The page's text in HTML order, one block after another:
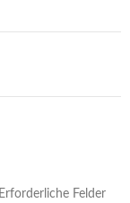
Erforderliche Felder